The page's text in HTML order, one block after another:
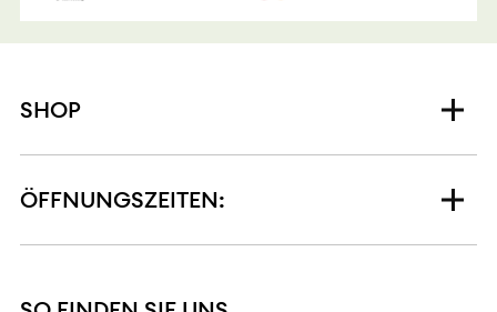
SHOP
ÖFFNUNGSZEITEN: